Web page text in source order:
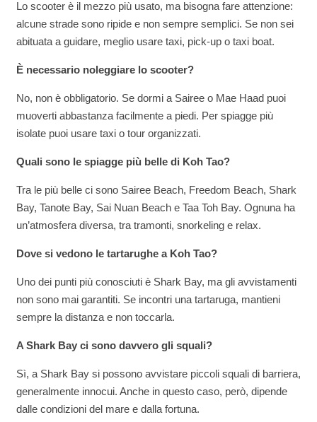
Lo scooter è il mezzo più usato, ma bisogna fare attenzione:
alcune strade sono ripide e non sempre semplici. Se non sei
abituata a guidare, meglio usare taxi, pick-up o taxi boat.
È necessario noleggiare lo scooter?
No, non è obbligatorio. Se dormi a Sairee o Mae Haad puoi
muoverti abbastanza facilmente a piedi. Per spiagge più
isolate puoi usare taxi o tour organizzati.
Quali sono le spiagge più belle di Koh Tao?
Tra le più belle ci sono Sairee Beach, Freedom Beach, Shark
Bay, Tanote Bay, Sai Nuan Beach e Taa Toh Bay. Ognuna ha
un’atmosfera diversa, tra tramonti, snorkeling e relax.
Dove si vedono le tartarughe a Koh Tao?
Uno dei punti più conosciuti è Shark Bay, ma gli avvistamenti
non sono mai garantiti. Se incontri una tartaruga, mantieni
sempre la distanza e non toccarla.
A Shark Bay ci sono davvero gli squali?
Sì, a Shark Bay si possono avvistare piccoli squali di barriera,
generalmente innocui. Anche in questo caso, però, dipende
dalle condizioni del mare e dalla fortuna.